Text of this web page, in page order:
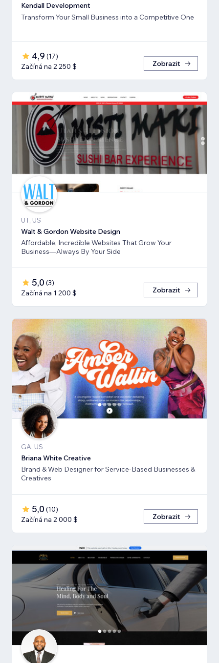
Kendall Development
Transform Your Small Business into a Competitive One
4,9 (17)
Začíná na 2 250 $
Zobrazit
UT, US
Walt & Gordon Website Design
Affordable, Incredible Websites That Grow Your
Business—Always By Your Side
5,0 (3)
Začíná na 1 200 $
Zobrazit
GA, US
Briana White Creative
Brand & Web Designer for Service-Based Businesses &
Creatives
5,0 (10)
Začíná na 2 000 $
Zobrazit